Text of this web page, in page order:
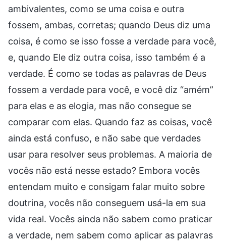
ambivalentes, como se uma coisa e outra
fossem, ambas, corretas; quando Deus diz uma
coisa, é como se isso fosse a verdade para você,
e, quando Ele diz outra coisa, isso também é a
verdade. É como se todas as palavras de Deus
fossem a verdade para você, e você diz “amém”
para elas e as elogia, mas não consegue se
comparar com elas. Quando faz as coisas, você
ainda está confuso, e não sabe que verdades
usar para resolver seus problemas. A maioria de
vocês não está nesse estado? Embora vocês
entendam muito e consigam falar muito sobre
doutrina, vocês não conseguem usá-la em sua
vida real. Vocês ainda não sabem como praticar
a verdade, nem sabem como aplicar as palavras